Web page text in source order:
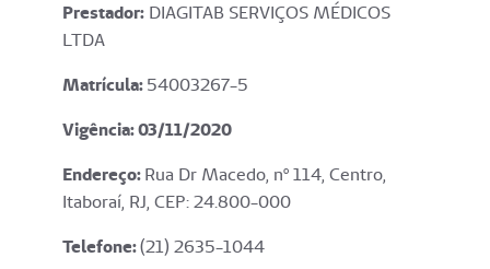
Prestador: DIAGITAB SERVIÇOS MÉDICOS
LTDA
Matrícula:54003267-5
Vigência: 03/11/2020
Endereço:Rua Dr Macedo, nº 114, Centro,
Itaboraí, RJ, CEP: 24.800-000
Telefone:(21) 2635-1044